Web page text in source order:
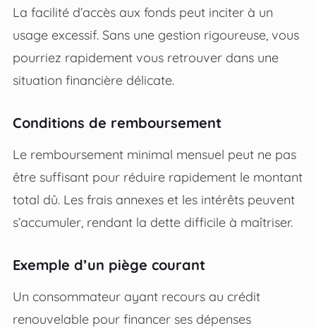
La facilité d’accès aux fonds peut inciter à un
usage excessif. Sans une gestion rigoureuse, vous
pourriez rapidement vous retrouver dans une
situation financière délicate.
Conditions de remboursement
Le remboursement minimal mensuel peut ne pas
être suffisant pour réduire rapidement le montant
total dû. Les frais annexes et les intérêts peuvent
s’accumuler, rendant la dette difficile à maîtriser.
Exemple d’un piège courant
Un consommateur ayant recours au crédit
renouvelable pour financer ses dépenses